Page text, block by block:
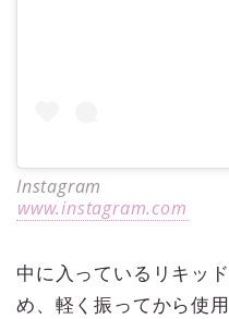
Instagram
www.instagram.com
中に入っているリキッ
め、軽く振ってから使用